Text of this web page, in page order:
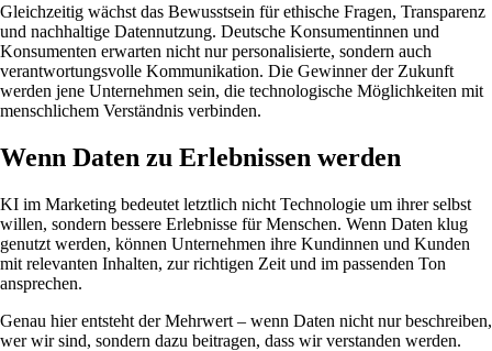
Gleichzeitig wächst das Bewusstsein für ethische Fragen, Transparenz
und nachhaltige Datennutzung. Deutsche Konsumentinnen und
Konsumenten erwarten nicht nur personalisierte, sondern auch
verantwortungsvolle Kommunikation. Die Gewinner der Zukunft
werden jene Unternehmen sein, die technologische Möglichkeiten mit
menschlichem Verständnis verbinden.
Wenn Daten zu Erlebnissen werden
KI im Marketing bedeutet letztlich nicht Technologie um ihrer selbst
willen, sondern bessere Erlebnisse für Menschen. Wenn Daten klug
genutzt werden, können Unternehmen ihre Kundinnen und Kunden
mit relevanten Inhalten, zur richtigen Zeit und im passenden Ton
ansprechen.
Genau hier entsteht der Mehrwert – wenn Daten nicht nur beschreiben,
wer wir sind, sondern dazu beitragen, dass wir verstanden werden.